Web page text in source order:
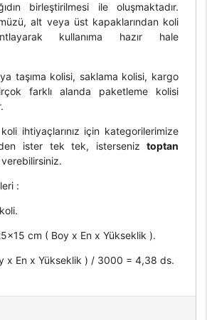
birleştirilmesi ile oluşmaktadır.
alt veya üst kapaklarından koli
kullanıma hazır hale
taşıma kolisi, saklama kolisi, kargo
farklı alanda paketleme kolisi
ihtiyaçlarınız için kategorilerimize
ister tek tek, isterseniztoptan
:
cm ( Boy x En x Yükseklik ).
x En x Yükseklik ) / 3000 = 4,38 ds.